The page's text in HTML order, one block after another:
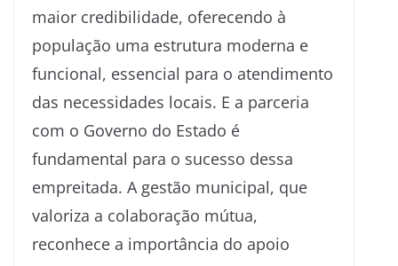
maior credibilidade, oferecendo à
população uma estrutura moderna e
funcional, essencial para o atendimento
das necessidades locais. E a parceria
com o Governo do Estado é
fundamental para o sucesso dessa
empreitada. A gestão municipal, que
valoriza a colaboração mútua,
reconhece a importância do apoio